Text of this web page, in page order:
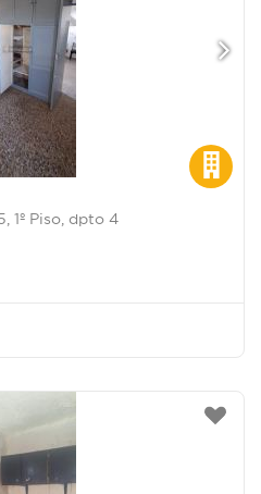
1º Piso, dpto 4